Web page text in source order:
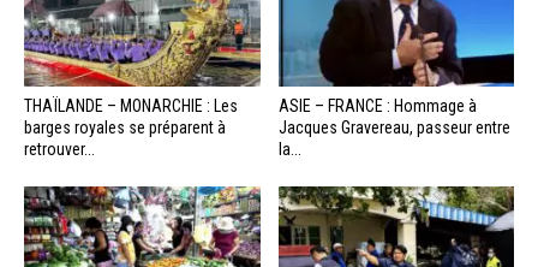
THAÏLANDE – MONARCHIE : Les
barges royales se préparent à
retrouver...
ASIE – FRANCE : Hommage à
Jacques Gravereau, passeur entre
la...